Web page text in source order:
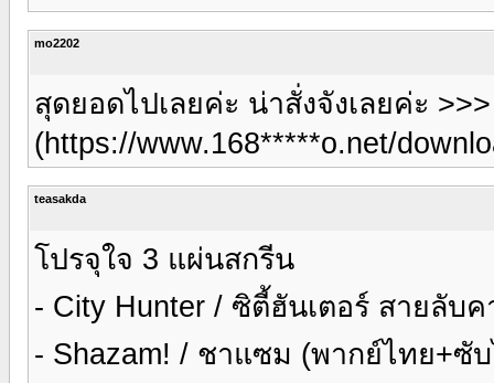
mo2202
สุดยอดไปเลยค่ะ น่าสั่งจังเลยค่ะ
(https://www.168*****o.net/
teasakda
โปรจุใจ 3 แผ่นสกรีน
- City Hunter / ซิตี้ฮันเตอร์ สายลับ
- Shazam! / ชาแซม (พากย์ไทย+ซั